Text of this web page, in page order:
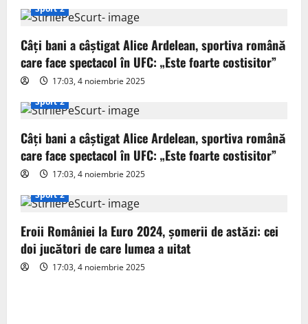
i
g
a
t
i
o
n
Sport 2
Câți bani a câștigat Alice Ardelean, sportiva română
care face spectacol în UFC: „Este foarte costisitor”
17:03, 4 noiembrie 2025
Sport 2
Câți bani a câștigat Alice Ardelean, sportiva română
care face spectacol în UFC: „Este foarte costisitor”
17:03, 4 noiembrie 2025
Sport 2
Eroii României la Euro 2024, șomerii de astăzi: cei
doi jucători de care lumea a uitat
17:03, 4 noiembrie 2025